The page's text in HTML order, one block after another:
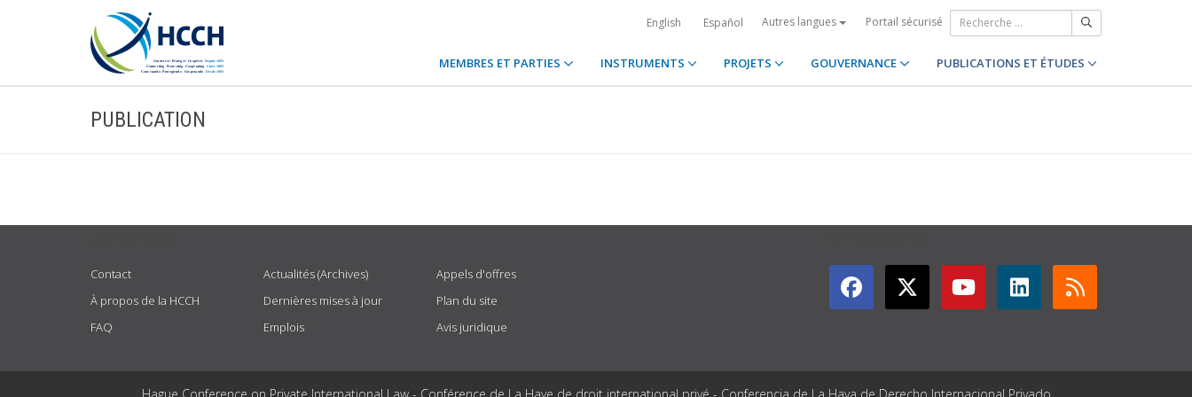
English Español Autres langues Portail sécurisé
MEMBRES ET PARTIES INSTRUMENTS PROJETS GOUVERNANCE PUBLICATIONS ET ÉTUDES
PUBLICATION
Contact
À propos de la HCCH
FAQ
Actualités (Archives)
Dernières mises à jour
Emplois
Appels d'offres
Plan du site
Avis juridique